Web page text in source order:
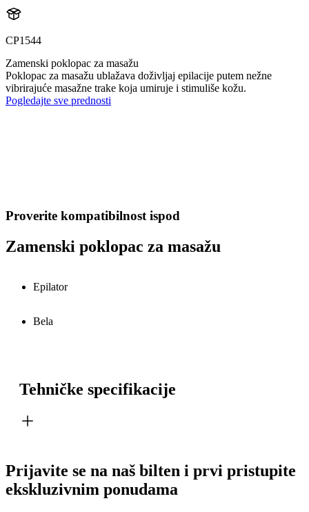
CP1544
Zamenski poklopac za masažu
Poklopac za masažu ublažava doživljaj epilacije putem nežne
vibrirajuće masažne trake koja umiruje i stimuliše kožu.
Pogledajte sve prednosti
Proverite kompatibilnost ispod
Zamenski poklopac za masažu
Epilator
Bela
Tehničke specifikacije
Prijavite se na naš bilten i prvi pristupite
ekskluzivnim ponudama